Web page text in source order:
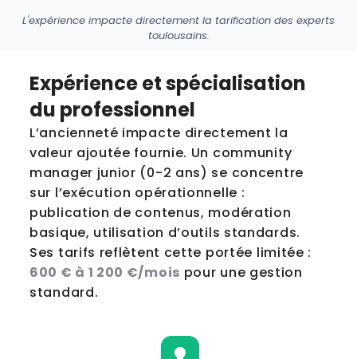
L'expérience impacte directement la tarification des experts
toulousains.
Expérience et spécialisation
du professionnel
L’ancienneté impacte directement la
valeur ajoutée fournie. Un community
manager junior (0-2 ans) se concentre
sur l’exécution opérationnelle :
publication de contenus, modération
basique, utilisation d’outils standards.
Ses tarifs reflètent cette portée limitée :
600 € à 1 200 €/mois pour une gestion
standard.